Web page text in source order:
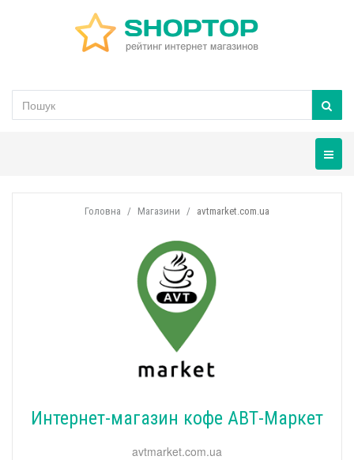
Головна Магазини avtmarket.com.ua
Интернет-магазин кофе АВТ-Маркет
avtmarket.com.ua